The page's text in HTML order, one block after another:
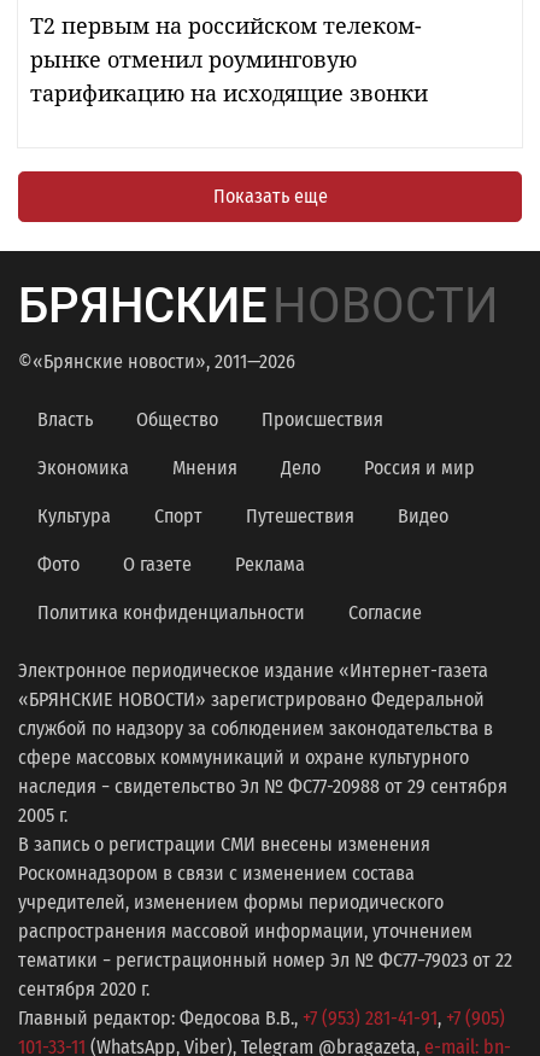
T2 первым на российском телеком-
рынке отменил роуминговую
тарификацию на исходящие звонки
Показать еще
БРЯНСКИЕНОВОСТИ
©«Брянские новости», 2011—2026
Власть Общество Происшествия
Экономика Мнения Дело Россия и мир
Культура Спорт Путешествия Видео
Фото О газете Реклама
Политика конфиденциальности Согласие
Электронное периодическое издание «Интернет-газета
«БРЯНСКИЕ НОВОСТИ» зарегистрировано Федеральной
службой по надзору за соблюдением законодательства в
сфере массовых коммуникаций и охране культурного
наследия − свидетельство Эл № ФС77-20988 от 29 сентября
2005 г.
В запись о регистрации СМИ внесены изменения
Роскомнадзором в связи с изменением состава
учредителей, изменением формы периодического
распространения массовой информации, уточнением
тематики − регистрационный номер Эл № ФС77−79023 от 22
сентября 2020 г.
Главный редактор: Федосова В.В., +7 (953) 281-41-91, +7 (905)
101-33-11 (WhatsApp, Viber), Telegram @bragazeta, e-mail: bn-